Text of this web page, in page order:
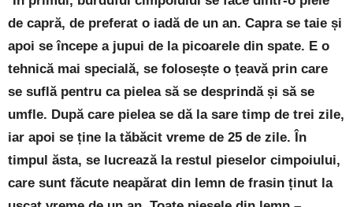
de capră, de preferat o iadă de un an. Capra se taie și
apoi se începe a jupui de la picoarele din spate. E o
tehnică mai specială, se folosește o țeavă prin care
se suflă pentru ca pielea să se desprindă și să se
umfle. După care pielea se dă la sare timp de trei zile,
iar apoi se ține la tăbăcit vreme de 25 de zile. În
timpul ăsta, se lucrează la restul pieselor cimpoiului,
care sunt făcute neapărat din lemn de frasin ținut la